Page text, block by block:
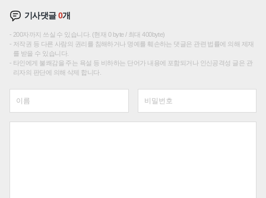
기사댓글0개
200자까지 쓰실 수 있습니다. (현재 0 byte / 최대 400byte)
저작권 등 다른 사람의 권리를 침해하거나 명예를 훼손하는 댓글은 관련 법률에 의해 제재
를 받을 수 있습니다.
타인에게 불쾌감을 주는 욕설 등 비하하는 단어가 내용에 포함되거나 인신공격성 글은 관
리자의 판단에 의해 삭제 합니다.